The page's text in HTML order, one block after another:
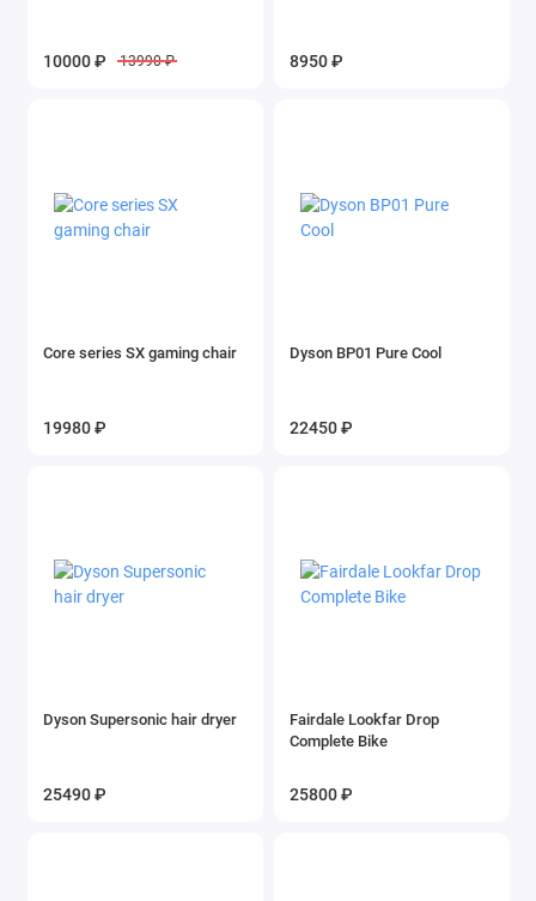
10000 ₽ 13990 ₽ 8950 ₽
Core series SX gaming chair
19980 ₽
Dyson BP01 Pure Cool
22450 ₽
Dyson Supersonic hair dryer
25490 ₽
Fairdale Lookfar Drop
Complete Bike
25800 ₽